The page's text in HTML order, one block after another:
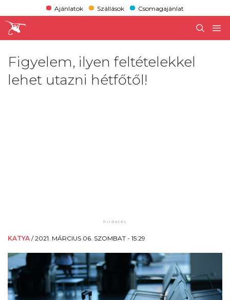
Ajánlatok Szállások Csomagajánlat
Figyelem, ilyen feltételekkel
lehet utazni hétfőtől!
KATYA /2021. MÁRCIUS 06. SZOMBAT - 15:29